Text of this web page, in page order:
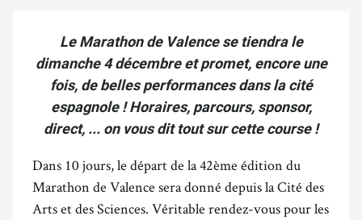
Le Marathon de Valence se tiendra le
dimanche 4 décembre et promet, encore une
fois, de belles performances dans la cité
espagnole ! Horaires, parcours, sponsor,
direct, ... on vous dit tout sur cette course !
Dans 10 jours, le départ de la 42ème édition du
Marathon de Valence sera donné depuis la Cité des
Arts et des Sciences. Véritable rendez-vous pour les